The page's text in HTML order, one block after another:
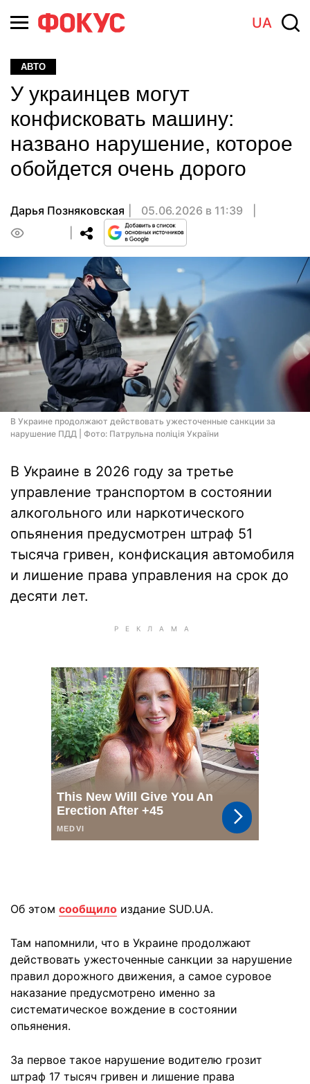
UA
АВТО
У украинцев могут
конфисковать машину:
названо нарушение, которое
обойдется очень дорого
Дарья Позняковская
05.06.2026 в 11:39
В Украине продолжают действовать ужесточенные санкции за
нарушение ПДД | Фото: Патрульна поліція України
В Украине в 2026 году за третье
управление транспортом в состоянии
алкогольного или наркотического
опьянения предусмотрен штраф 51
тысяча гривен, конфискация автомобиля
и лишение права управления на срок до
десяти лет.
Об этом сообщило издание SUD.UA.
Там напомнили, что в Украине продолжают
действовать ужесточенные санкции за нарушение
правил дорожного движения, а самое суровое
наказание предусмотрено именно за
систематическое вождение в состоянии
опьянения.
За первое такое нарушение водителю грозит
штраф 17 тысяч гривен и лишение права